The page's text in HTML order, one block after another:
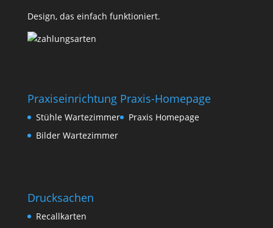
Design, das einfach funktioniert.
Praxiseinrichtung
Stühle Wartezimmer
Bilder Wartezimmer
Praxis-Homepage
Praxis Homepage
Drucksachen
Recallkarten